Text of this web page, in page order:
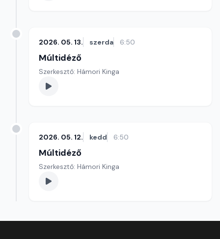
2026. 05. 13. szerda 6:50
Múltidéző
Szerkesztő: Hámori Kinga
2026. 05. 12. kedd 6:50
Múltidéző
Szerkesztő: Hámori Kinga